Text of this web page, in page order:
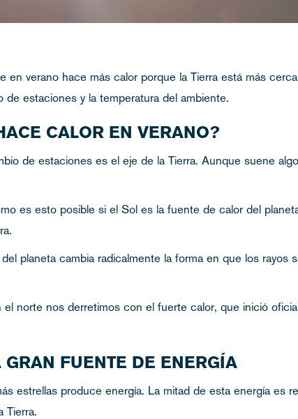
en verano hace más calor porque la Tierra está más
de estaciones y la temperatura del ambiente.
CALOR EN VERANO?
de estaciones es el eje de la Tierra. Aunque suene
es esto posible si el Sol es la fuente de calor del
planeta cambia radicalmente la forma en que los
el norte nos derretimos con el fuerte calor, que inició
FUENTE DE ENERGÍA
estrellas produce energía. La mitad de esta energía es
Tierra.